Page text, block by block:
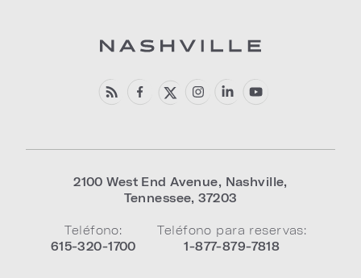
2100 West End Avenue, Nashville,
Tennessee,37203
Teléfono:
615-320-1700
Teléfono para reservas:
1-877-879-7818